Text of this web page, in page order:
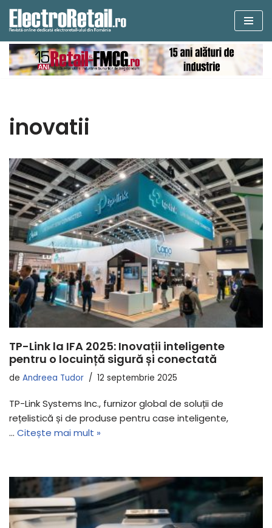
Sari
la
conținut
inovatii
TP-Link la IFA 2025: Inovații inteligente
pentru o locuință sigură și conectată
de Andreea Tudor 12 septembrie 2025
TP-Link Systems Inc., furnizor global de soluții de
rețelistică și de produse pentru case inteligente,
… Citește mai mult »